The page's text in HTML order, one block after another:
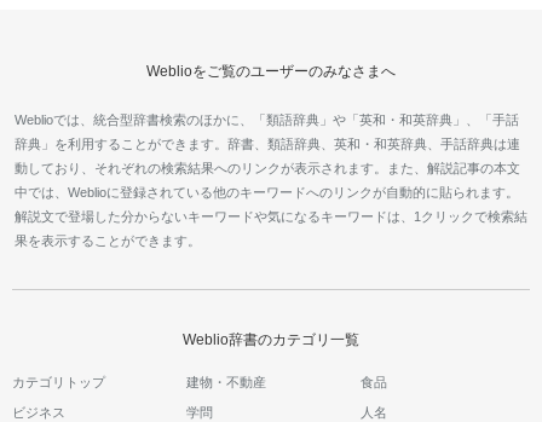
Weblioをご覧のユーザーのみなさまへ
Weblioでは、統合型辞書検索のほかに、「類語辞典」や「英和・和英辞典」、「手話
辞典」を利用することができます。辞書、類語辞典、英和・和英辞典、手話辞典は連
動しており、それぞれの検索結果へのリンクが表示されます。また、解説記事の本文
中では、Weblioに登録されている他のキーワードへのリンクが自動的に貼られます。
解説文で登場した分からないキーワードや気になるキーワードは、1クリックで検索結
果を表示することができます。
Weblio辞書のカテゴリ一覧
カテゴリトップ 建物・不動産 食品
ビジネス 学問 人名